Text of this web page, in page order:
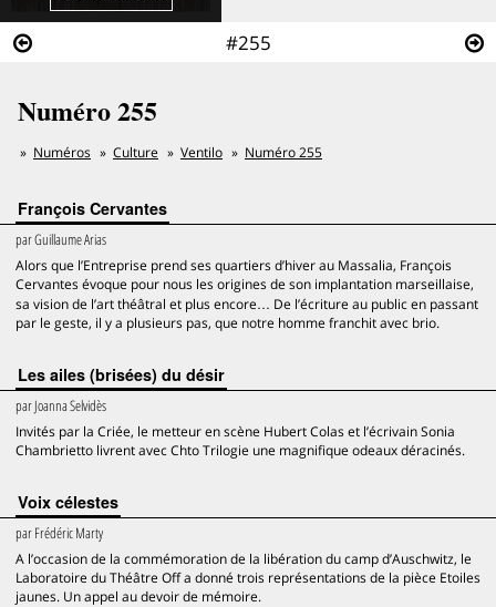
#255
Numéro 255
Numéros Culture Ventilo Numéro 255
François Cervantes
parGuillaume Arias
Alors que l’Entreprise prend ses quartiers d’hiver au Massalia, François
Cervantes évoque pour nous les origines de son implantation marseillaise,
sa vision de l’art théâtral et plus encore… De l’écriture au public en passant
par le geste, il y a plusieurs pas, que notre homme franchit avec brio.
Les ailes (brisées) du désir
parJoanna Selvidès
Invités par la Criée, le metteur en scène Hubert Colas et l’écrivain Sonia
Chambrietto livrent avec Chto Trilogie une magnifique odeaux déracinés.
Voix célestes
parFrédéric Marty
A l’occasion de la commémoration de la libération du camp d’Auschwitz, le
Laboratoire du Théâtre Off a donné trois représentations de la pièce Etoiles
jaunes. Un appel au devoir de mémoire.